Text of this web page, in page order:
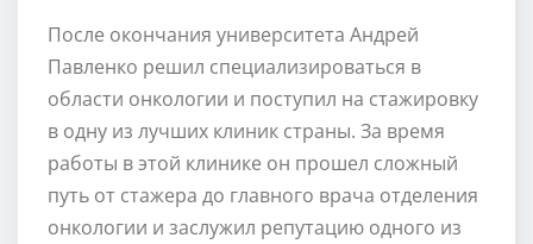
После окончания университета Андрей
Павленко решил специализироваться в
области онкологии и поступил на стажировку
в одну из лучших клиник страны. За время
работы в этой клинике он прошел сложный
путь от стажера до главного врача отделения
онкологии и заслужил репутацию одного из